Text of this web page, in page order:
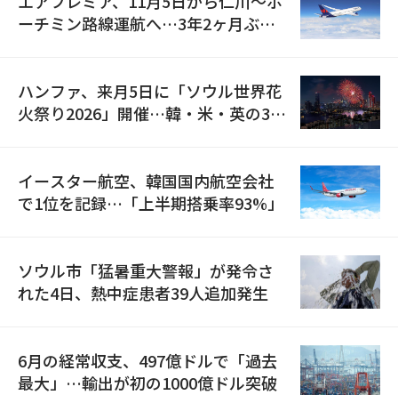
ーチミン路線運航へ…3年2ヶ月ぶり
ハンファ、来月5日に「ソウル世界花
火祭り2026」開催…韓・米・英の3カ
イースター航空、韓国国内航空会社
で1位を記録…「上半期搭乗率93%」
ソウル市「猛暑重大警報」が発令さ
れた4日、熱中症患者39人追加発生
6月の経常収支、497億ドルで「過去
最大」…輸出が初の1000億ドル突破